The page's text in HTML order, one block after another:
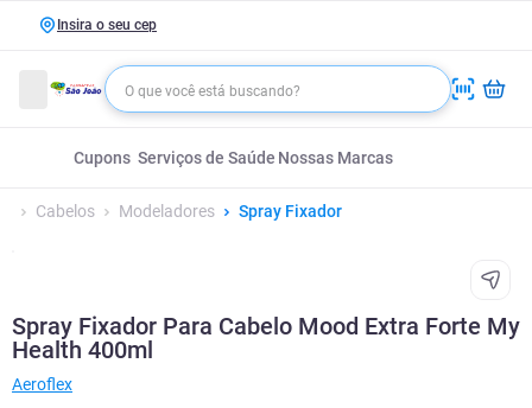
Insira o seu cep
Cupons Serviços de Saúde Nossas Marcas
Cabelos Modeladores Spray Fixador
Spray Fixador Para Cabelo Mood Extra Forte My
Health 400ml
Aeroflex